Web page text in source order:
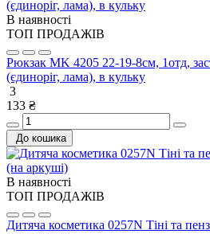
В наявності
ТОП ПРОДАЖІВ
Рюкзак MK 4205 22-19-8см, 1отд,
(єдиноріг, лама), в кульку
3
133 ₴
До кошика
В наявності
ТОП ПРОДАЖІВ
Дитяча косметика 0257N Тіні та